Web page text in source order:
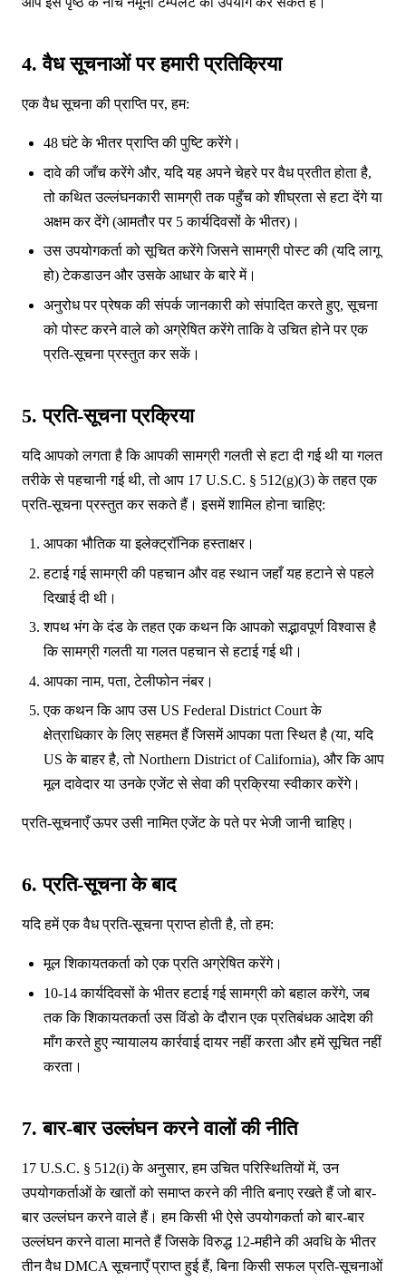
4. वैध सूचनाओं पर हमारी प्रतिक्रिया
एक वैध सूचना की प्राप्ति पर, हम:
48 घंटे के भीतर प्राप्ति की पुष्टि करेंगे।
दावे की जाँच करेंगे और, यदि यह अपने चेहरे पर वैध प्रतीत होता है,
तो कथित उल्लंघनकारी सामग्री तक पहुँच को शीघ्रता से हटा देंगे या
अक्षम कर देंगे (आमतौर पर 5 कार्यदिवसों के भीतर)।
उस उपयोगकर्ता को सूचित करेंगे जिसने सामग्री पोस्ट की (यदि लागू
हो) टेकडाउन और उसके आधार के बारे में।
अनुरोध पर प्रेषक की संपर्क जानकारी को संपादित करते हुए, सूचना
को पोस्ट करने वाले को अग्रेषित करेंगे ताकि वे उचित होने पर एक
प्रति-सूचना प्रस्तुत कर सकें।
5. प्रति-सूचना प्रक्रिया
यदि आपको लगता है कि आपकी सामग्री गलती से हटा दी गई थी या गलत
तरीके से पहचानी गई थी, तो आप 17 U.S.C. § 512(g)(3) के तहत एक
प्रति-सूचना प्रस्तुत कर सकते हैं। इसमें शामिल होना चाहिए:
आपका भौतिक या इलेक्ट्रॉनिक हस्ताक्षर।
हटाई गई सामग्री की पहचान और वह स्थान जहाँ यह हटाने से पहले
दिखाई दी थी।
शपथ भंग के दंड के तहत एक कथन कि आपको सद्भावपूर्ण विश्वास है
कि सामग्री गलती या गलत पहचान से हटाई गई थी।
आपका नाम, पता, टेलीफोन नंबर।
एक कथन कि आप उस US Federal District Court के
क्षेत्राधिकार के लिए सहमत हैं जिसमें आपका पता स्थित है (या, यदि
US के बाहर है, तो Northern District of California), और कि आप
मूल दावेदार या उनके एजेंट से सेवा की प्रक्रिया स्वीकार करेंगे।
प्रति-सूचनाएँ ऊपर उसी नामित एजेंट के पते पर भेजी जानी चाहिए।
6. प्रति-सूचना के बाद
यदि हमें एक वैध प्रति-सूचना प्राप्त होती है, तो हम:
मूल शिकायतकर्ता को एक प्रति अग्रेषित करेंगे।
10-14 कार्यदिवसों के भीतर हटाई गई सामग्री को बहाल करेंगे, जब
तक कि शिकायतकर्ता उस विंडो के दौरान एक प्रतिबंधक आदेश की
माँग करते हुए न्यायालय कार्रवाई दायर नहीं करता और हमें सूचित नहीं
करता।
7. बार-बार उल्लंघन करने वालों की नीति
17 U.S.C. § 512(i) के अनुसार, हम उचित परिस्थितियों में, उन
उपयोगकर्ताओं के खातों को समाप्त करने की नीति बनाए रखते हैं जो बार-
बार उल्लंघन करने वाले हैं। हम किसी भी ऐसे उपयोगकर्ता को बार-बार
उल्लंघन करने वाला मानते हैं जिसके विरुद्ध 12-महीने की अवधि के भीतर
तीन वैध DMCA सूचनाएँ प्राप्त हुई हैं, बिना किसी सफल प्रति-सूचनाओं